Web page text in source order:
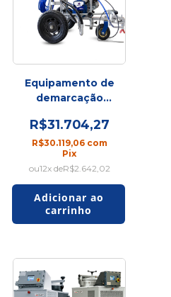
Equipamento de
demarcação
Line Striping
2.7G com esfera
R$31.704,27
R$30.119,06 com
Pix
12x deR$2.642,02